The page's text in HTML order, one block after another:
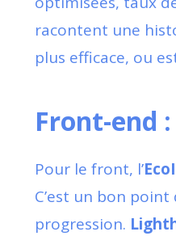
racontent une
plus efficace, ou
Front-end
Pour le front, l’
C’est un bon
progression.